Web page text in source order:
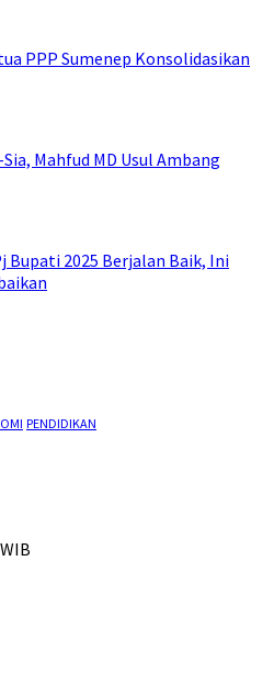
PPP Sumenep Konsolidasikan
Mahfud MD Usul Ambang
Bupati 2025 Berjalan Baik, Ini
PENDIDIKAN